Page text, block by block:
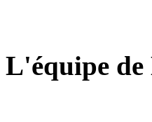
L'équipe de